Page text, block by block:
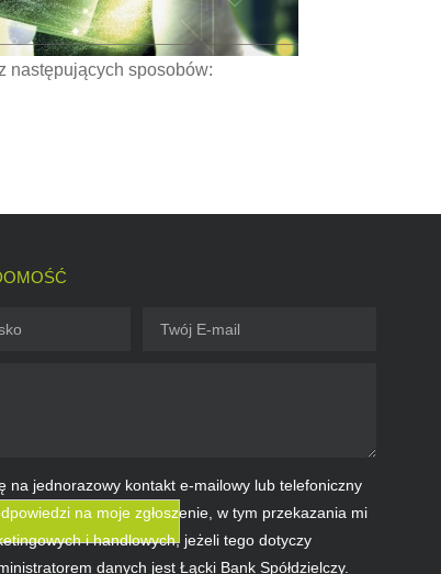
następujących sposobów:
na jednorazowy kontakt e-mailowy lub telefoniczny
na moje zgłoszenie, w tym przekazania mi
i handlowych, jeżeli tego dotyczy
danych jest Łącki Bank Spółdzielczy.